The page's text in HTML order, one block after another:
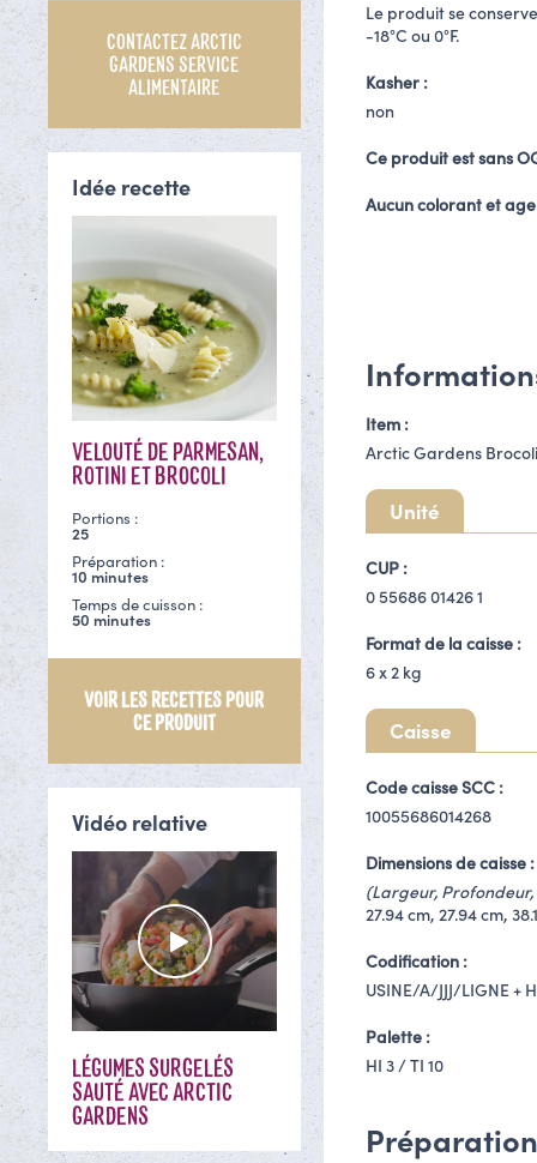
CONTACTEZ ARCTIC
GARDENS SERVICE
ALIMENTAIRE
Idée recette
VELOUTÉ DE PARMESAN,
ROTINI ET BROCOLI
Portions :
25
Préparation :
10 minutes
Temps de cuisson :
50 minutes
VOIR LES RECETTES POUR
CE PRODUIT
Vidéo relative
LÉGUMES SURGELÉS
SAUTÉ AVEC ARCTIC
GARDENS
Le produit se
-18°C ou 0°F.
Kasher :
non
Ce produit est sans
Aucun colorant et
Item :
Arctic Gardens
Unité
CUP :
0 55686 01426 1
Format de la caisse :
6 x2 kg
Caisse
Code caisse SCC :
10055686014268
Dimensions de caisse :
(Largeur, Profondeur,
27.94 cm, 27.94 cm,
Codification :
USINE/A/JJJ/LIGNE +
Palette :
HI 3 / TI 10
Préparation